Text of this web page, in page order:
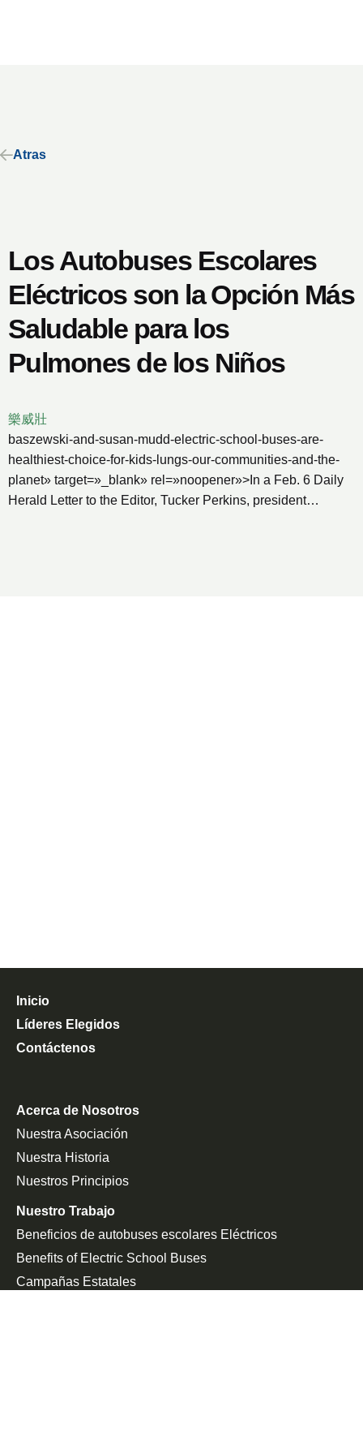
Atras
Los Autobuses Escolares
Eléctricos son la Opción Más
Saludable para los
Pulmones de los Niños
樂威壯
baszewski-and-susan-mudd-electric-school-buses-are-
healthiest-choice-for-kids-lungs-our-communities-and-the-
planet» target=»_blank» rel=»noopener»>In a Feb. 6 Daily
Herald Letter to the Editor, Tucker Perkins, president…
Inicio
Líderes Elegidos
Contáctenos
Acerca de Nosotros
Nuestra Asociación
Nuestra Historia
Nuestros Principios
Nuestro Trabajo
Beneficios de autobuses escolares Eléctricos
Benefits of Electric School Buses
Campañas Estatales